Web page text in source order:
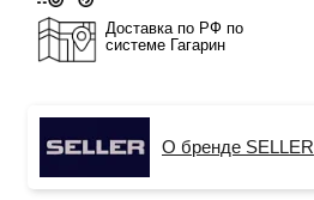
Доставка по РФ по
системе Гагарин
О бренде SELLER